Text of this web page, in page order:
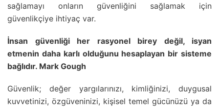
sağlamayı onların güvenliğini sağlamak için
güvenlikçiye ihtiyaç var.
İnsan güvenliği her rasyonel birey değil, isyan
etmenin daha karlı olduğunu hesaplayan bir sisteme
bağlıdır. Mark Gough
Güvenlik; değer yargılarınızı, kimliğinizi, duygusal
kuvvetinizi, özgüveninizi, kişisel temel gücünüzü ya da